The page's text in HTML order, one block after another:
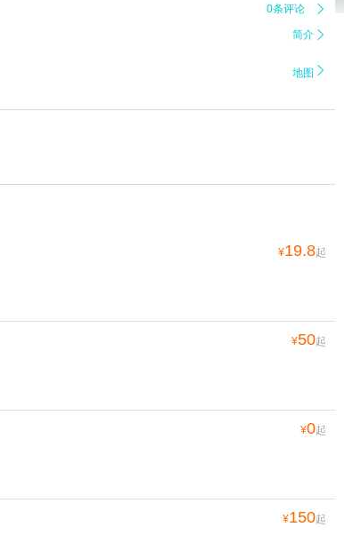
0条评论 
简介 
地图 
¥19.8起
¥50起
¥0起
¥150起